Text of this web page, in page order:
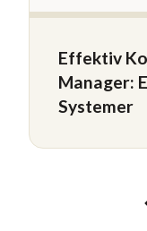
Effektiv
Manager:
Systemer